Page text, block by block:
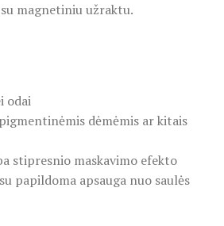
magnetiniu užraktu.
odai
dėmėmis ar kitais
stipresnio maskavimo efekto
papildoma apsauga nuo saulės